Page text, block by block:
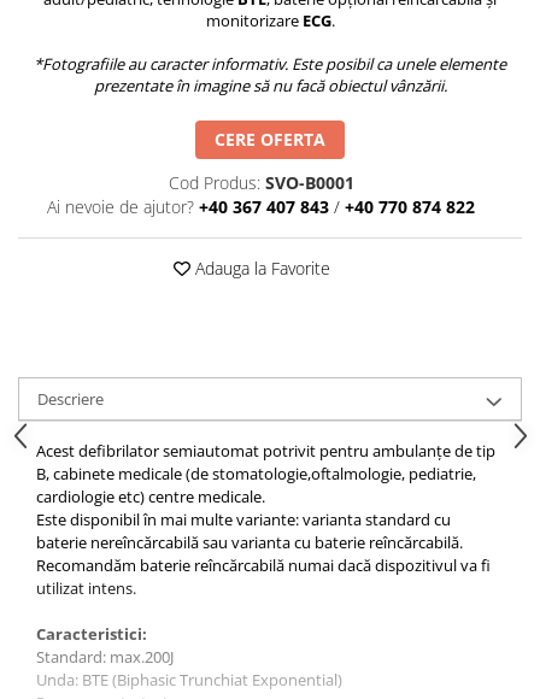
Psihiatrie pediatrică
Ortopedie pediatrică
Urologie
Medicină de laborator
Imunologie
monitorizare ECG.
*Fotografiile au caracter informativ. Este posibil ca unele elemente
prezentate în imagine să nu facă obiectul vânzării.
CERE OFERTA
Cod Produs: SVO-B0001
Ai nevoie de ajutor? +40 367 407 843 / +40 770 874 822
Adauga la Favorite
Descriere
Acest defibrilator semiautomat potrivit pentru ambulanțe de tip
B, cabinete medicale (de stomatologie,oftalmologie, pediatrie,
cardiologie etc) centre medicale.
Este disponibil în mai multe variante: varianta standard cu
baterie nereîncărcabilă sau varianta cu baterie reîncărcabilă.
Recomandăm baterie reîncărcabilă numai dacă dispozitivul va fi
utilizat intens.
Caracteristici:
Standard: max.200J
Unda: BTE (Biphasic Trunchiat Exponential)